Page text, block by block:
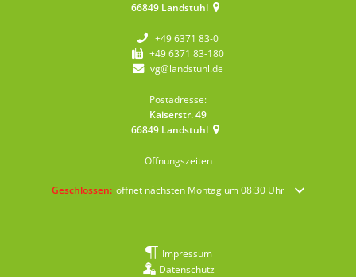
66849 Landstuhl
+49 6371 83-0
+49 6371 83-180
vg@landstuhl.de
Postadresse:
Kaiserstr. 49
66849 Landstuhl
Öffnungszeiten
Klicken, um weitere Öffnungs- oder Schließzeiten auszublenden
Geschlossen: öffnet nächsten Montag um 08:30 Uhr
Impressum
Datenschutz